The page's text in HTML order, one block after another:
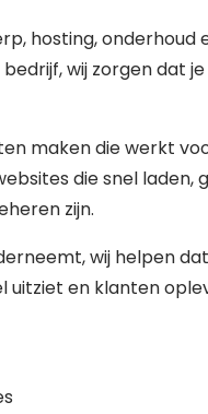
hosting, onderhoud
wij zorgen dat
maken die werkt
die snel laden,
zijn.
wij helpen
uitziet en klanten